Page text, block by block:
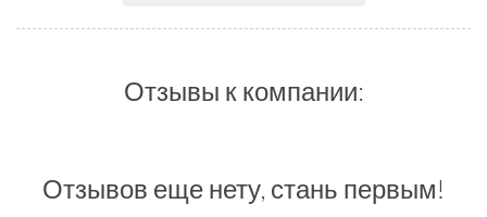
Отзывы к компании:
Отзывов еще нету, стань первым!